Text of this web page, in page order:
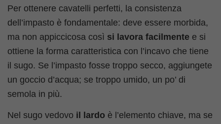
Per ottenere cavatelli perfetti, la consistenza
dell’impasto è fondamentale: deve essere morbida,
ma non appiccicosa così si lavora facilmente e si
ottiene la forma caratteristica con l’incavo che tiene
il sugo. Se l’impasto fosse troppo secco, aggiungete
un goccio d’acqua; se troppo umido, un po’ di
semola in più.
Nel sugo vedovo il lardo è l’elemento chiave, ma se